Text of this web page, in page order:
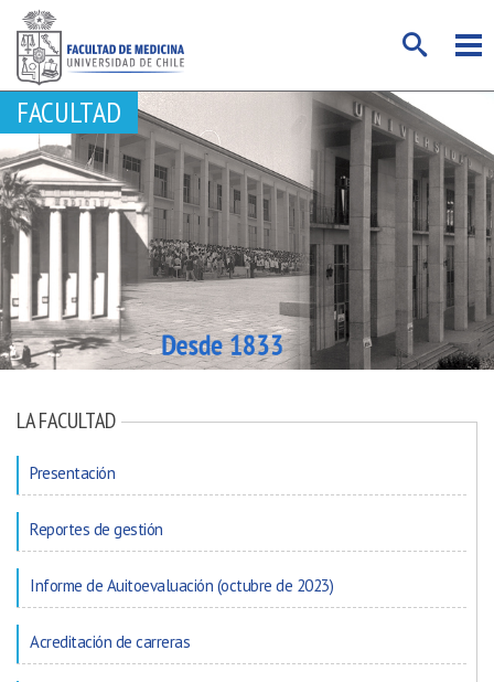
FACULTAD
LA FACULTAD
Presentación
Reportes de gestión
Informe de Auitoevaluación (octubre de 2023)
Acreditación de carreras